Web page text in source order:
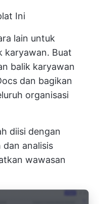
Ini
lain untuk
karyawan. Buat
balik karyawan
dan bagikan
organisasi
diisi dengan
analisis
wawasan